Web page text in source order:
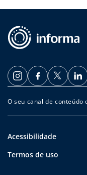
O seu canal de conteúdo
Acessibilidade
Termos de uso